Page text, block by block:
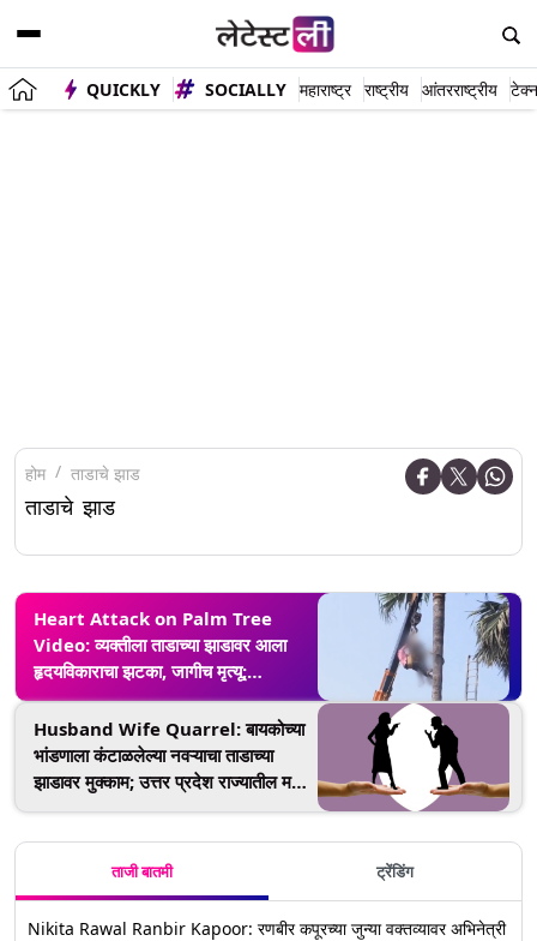
QUICKLY SOCIALLY महाराष्ट्र राष्ट्रीय आंतरराष्ट्रीय
होम ताडाचे झाड
ताडाचे झाड
Heart Attack on Palm Tree
Video: व्यक्तीला ताडाच्या झाडावर आला
हृदयविकाराचा झटका, जागीच मृत्यू;
Bhuvanagiri येथील दुःखद घटना
(Watch Video)
Husband Wife Quarrel: बायकोच्या
भांडणाला कंटाळलेल्या नवऱ्याचा ताडाच्या
झाडावर मुक्काम; उत्तर प्रदेश राज्यातील मऊ
ताजी बातमी ट्रेंडिंग
Nikita Rawal Ranbir Kapoor: रणबीर कपूरच्या जुन्या वक्तव्यावर अभिनेत्री